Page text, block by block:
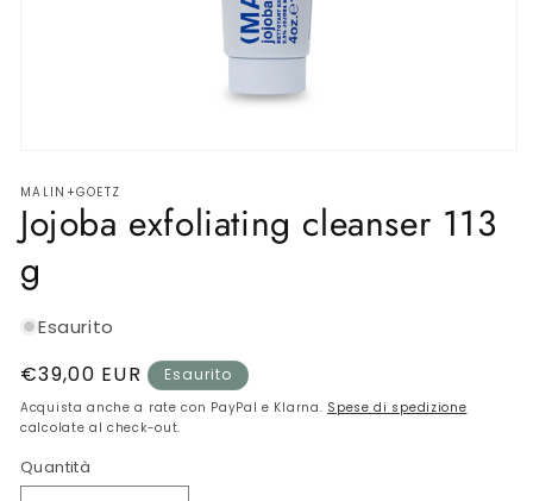
Gift Card
multimediali
1
in
finestra
modale
MALIN+GOETZ
Jojoba exfoliating cleanser 113
g
Esaurito
Prezzo
di
listino
€39,00 EUR Esaurito
Acquista anche a rate con PayPal e Klarna. Spese di spedizione
calcolate al check-out.
Quantità